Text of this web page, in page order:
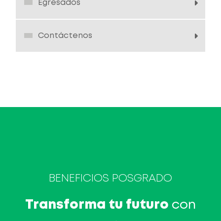
Egresados
Contáctenos
BENEFICIOS POSGRADO
Transforma tu futuro con